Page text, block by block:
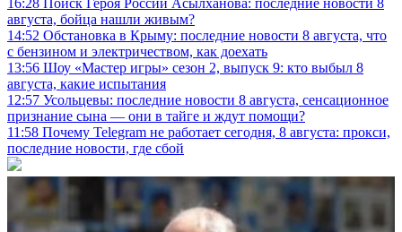
августа, бойца нашли живым?
14:52 Обстановка в Крыму: последние новости 8 августа, что
с бензином и электричеством, как доехать
13:56 Шоу «Мастер игры» сезон 2, выпуск 9: кто выбыл 8
августа, какие испытания
12:57 Усольцевы: последние новости 8 августа, сенсационное
признание сына — они в тайге и ждут помощи?
11:58 Почему Telegram не работает сегодня, 8 августа: прокси,
последние новости, где сбой